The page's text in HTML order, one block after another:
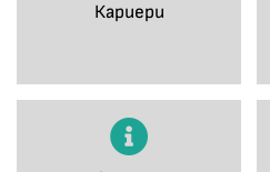
Кариери